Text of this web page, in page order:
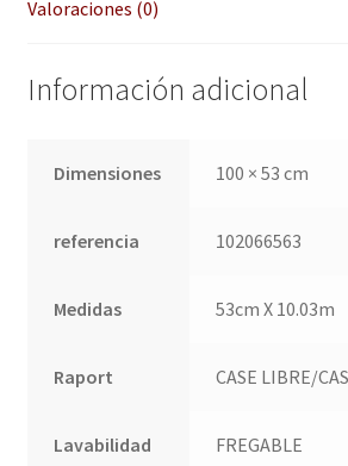
QUÉ OFRECEMOS
Quienes somos
Términos de uso
Valoraciones (0)
Información adicional
Dimensiones 100 × 53 cm
referencia 102066563
Medidas 53cm X 10.03m
Raport CASE LIBRE/
Lavabilidad FREGABLE